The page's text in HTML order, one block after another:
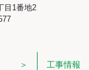
目1番地2
工事情報